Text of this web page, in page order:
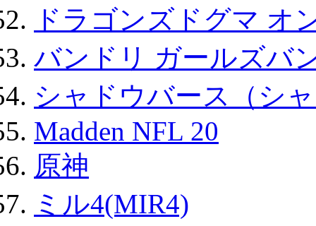
ドラゴンズドグマ オ
バンドリ ガールズバ
シャドウバース（シ
Madden NFL 20
原神
ミル4(MIR4)